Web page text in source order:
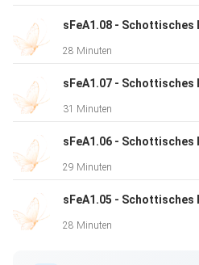
28 Minuten
31 Minuten
29 Minuten
28 Minuten